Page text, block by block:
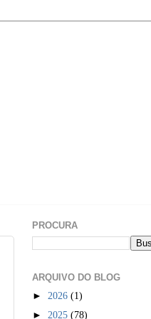
PROCURA
ARQUIVO DO BLOG
► 2026 (1)
► 2025 (78)